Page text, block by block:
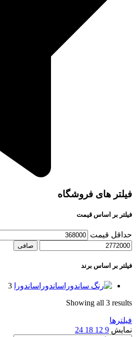
فیلتر های فروشگاه
فیلتر بر اساس قیمت
حداقل قیمت
صافی
فیلتر بر اساس برند
ساندورا ساندورا
3
Showing all 3 results
فیلترها
نمایش 9
12
18
24